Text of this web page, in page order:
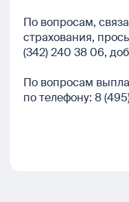
По вопросам,
страхования,
(342) 240 38 06,
По вопросам
по телефону: 8